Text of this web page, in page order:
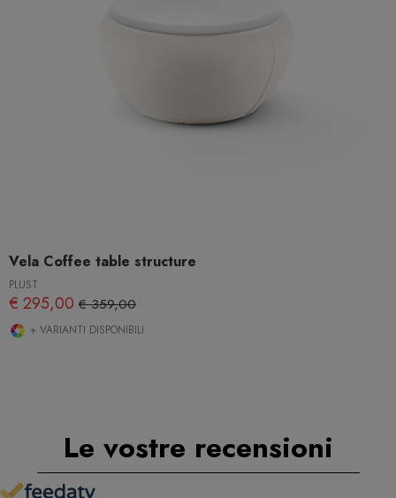
Vela Coffee table structure
PLUST
€ 295,00 € 359,00
+ VARIANTI DISPONIBILI
Le vostre recensioni